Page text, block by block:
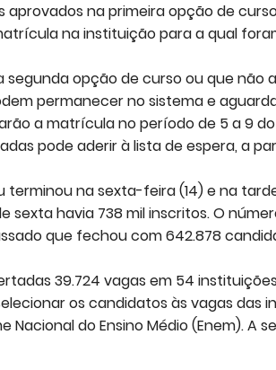
aprovados na primeira opção de
na instituição para a qual
segunda opção de curso ou que
permanecer no sistema e
a matrícula no período de 5 a 9
pode aderir à lista de espera, a
terminou na sexta-feira (14) e na
sexta havia 738 mil inscritos. O
que fechou com 642.878
39.724 vagas em 54
os candidatos às vagas das
Nacional do Ensino Médio (Enem). A